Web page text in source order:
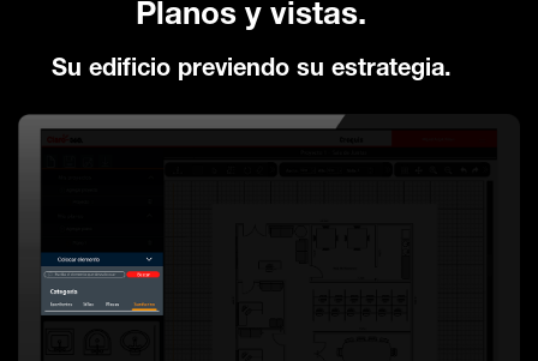
Planos y vistas.
Su edificio previendo su estrategia.